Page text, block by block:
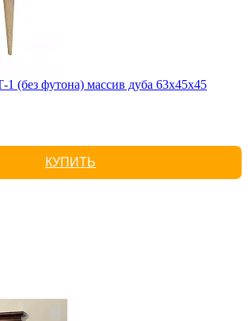
1 (без футона) массив дуба 63х45х45
КУПИТЬ